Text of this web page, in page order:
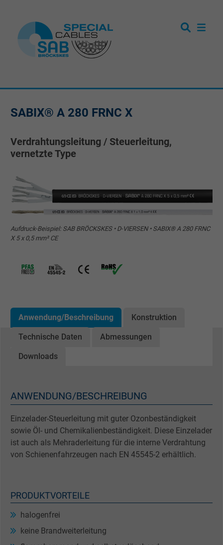
SABIX® A 280 FRNC X
Verdrahtungsleitung / Steuerleitung,
vernetzte Type
Aufdruck-Beispiel: SAB BRÖCKSKES • D-VIERSEN • SABIX® A 280 FRNC
X 5 x 0,5 mm² CE
Anwendung/Beschreibung Konstruktion
Technische Daten Abmessungen
Downloads
ANWENDUNG/BESCHREIBUNG
Einzelader-Steuerleitung mit guter Ozonbeständigkeit
sowie Öl- und Chemikalienbeständigkeit. Diese Einzelader
ist auch als Mehraderleitung für die interne Verdrahtung
von Schienenfahrzeugen nach EN 45545-2 erhältlich.
PRODUKTVORTEILE
halogenfrei
keine Brandweiterleitung